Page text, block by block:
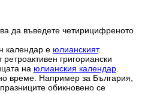
да въведете четирицифреното
календар е юлианският.
григориански
на юлианския календар.
време. Например за България,
обикновено се